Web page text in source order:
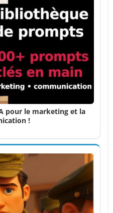
pour le marketing et la
!